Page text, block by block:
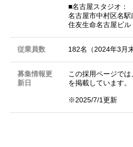
■名古屋スタジオ：
名古屋市中村区名
住友生命名古屋ビル
従業員数 182名（2024年3月
募集情報更
新日
この採用ページで
を掲載しています。
※2025/7/1更新